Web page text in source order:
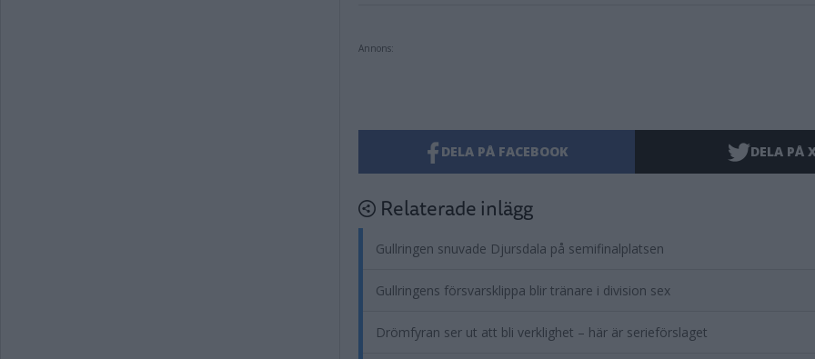
Annons:
DELA PÅ FACEBOOK DELA PÅ
Relaterade inlägg
Gullringen snuvade Djursdala på semifinalplatsen
Gullringens försvarsklippa blir tränare i division sex
Drömfyran ser ut att bli verklighet – här är serieförslaget